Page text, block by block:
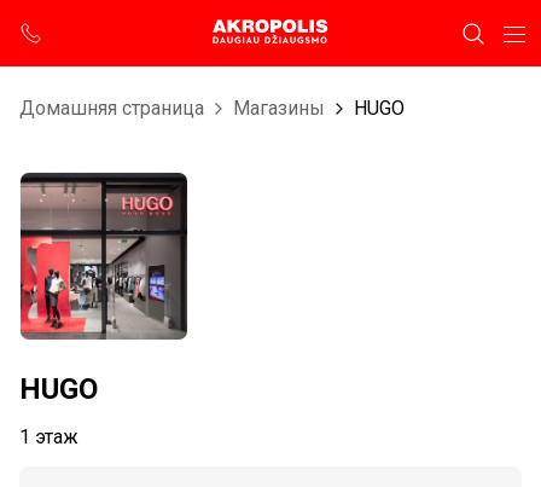
Домашняя страница Магазины HUGO
HUGO
1 этаж